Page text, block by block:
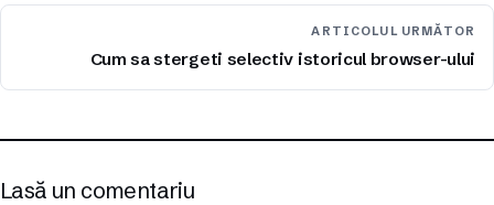
ARTICOLUL URMĂTOR
Cum sa stergeti selectiv istoricul browser-ului
Lasă un comentariu